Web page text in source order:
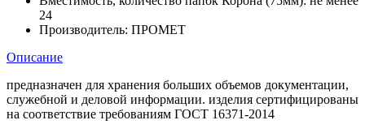
24
Производитель: ПРОМЕТ
Описание
предназначен для хранения больших объемов документации,
служебной и деловой информации. изделия сертифицированы
на соответствие требованиям ГОСТ 16371-2014